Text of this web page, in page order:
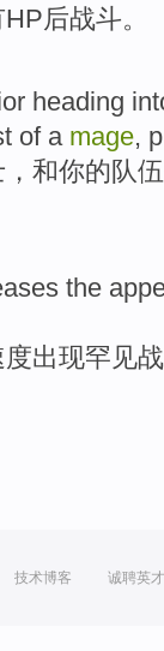
HP后战斗。
heading
of a mage,
， 和你的 队伍
the
出现罕见
技术博客 诚聘英才